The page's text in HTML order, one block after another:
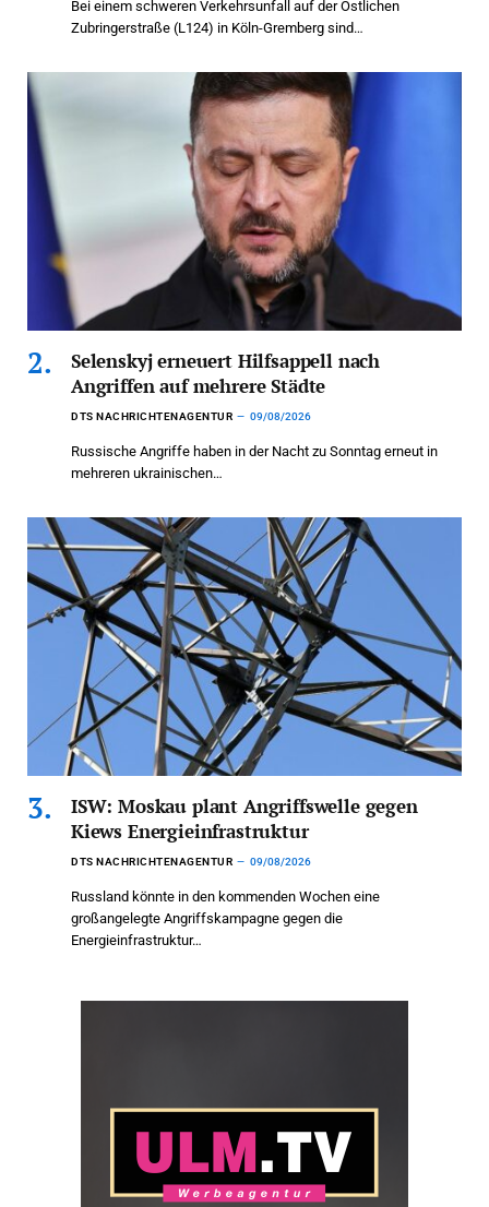
Bei einem schweren Verkehrsunfall auf der Östlichen
Zubringerstraße (L124) in Köln-Gremberg sind…
Selenskyj erneuert Hilfsappell nach
Angriffen auf mehrere Städte
DTS NACHRICHTENAGENTUR 09/08/2026
Russische Angriffe haben in der Nacht zu Sonntag erneut in
mehreren ukrainischen…
ISW: Moskau plant Angriffswelle gegen
Kiews Energieinfrastruktur
DTS NACHRICHTENAGENTUR 09/08/2026
Russland könnte in den kommenden Wochen eine
großangelegte Angriffskampagne gegen die
Energieinfrastruktur…